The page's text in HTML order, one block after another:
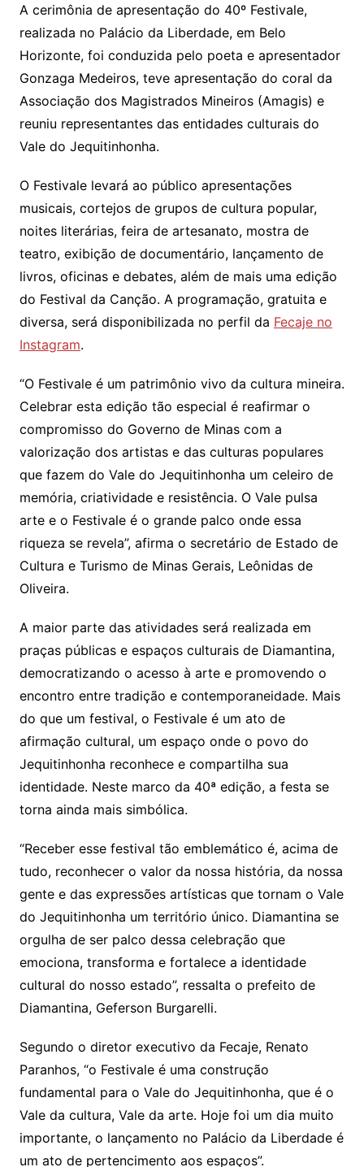
A cerimônia de apresentação do 40º Festivale,
realizada no Palácio da Liberdade, em Belo
Horizonte, foi conduzida pelo poeta e apresentador
Gonzaga Medeiros, teve apresentação do coral da
Associação dos Magistrados Mineiros (Amagis) e
reuniu representantes das entidades culturais do
Vale do Jequitinhonha.
O Festivale levará ao público apresentações
musicais, cortejos de grupos de cultura popular,
noites literárias, feira de artesanato, mostra de
teatro, exibição de documentário, lançamento de
livros, oficinas e debates, além de mais uma edição
do Festival da Canção. A programação, gratuita e
diversa, será disponibilizada no perfil da Fecaje no
Instagram.
“O Festivale é um patrimônio vivo da cultura mineira.
Celebrar esta edição tão especial é reafirmar o
compromisso do Governo de Minas com a
valorização dos artistas e das culturas populares
que fazem do Vale do Jequitinhonha um celeiro de
memória, criatividade e resistência. O Vale pulsa
arte e o Festivale é o grande palco onde essa
riqueza se revela”, afirma o secretário de Estado de
Cultura e Turismo de Minas Gerais, Leônidas de
Oliveira.
A maior parte das atividades será realizada em
praças públicas e espaços culturais de Diamantina,
democratizando o acesso à arte e promovendo o
encontro entre tradição e contemporaneidade. Mais
do que um festival, o Festivale é um ato de
afirmação cultural, um espaço onde o povo do
Jequitinhonha reconhece e compartilha sua
identidade. Neste marco da 40ª edição, a festa se
torna ainda mais simbólica.
“Receber esse festival tão emblemático é, acima de
tudo, reconhecer o valor da nossa história, da nossa
gente e das expressões artísticas que tornam o Vale
do Jequitinhonha um território único. Diamantina se
orgulha de ser palco dessa celebração que
emociona, transforma e fortalece a identidade
cultural do nosso estado”, ressalta o prefeito de
Diamantina, Geferson Burgarelli.
Segundo o diretor executivo da Fecaje, Renato
Paranhos, “o Festivale é uma construção
fundamental para o Vale do Jequitinhonha, que é o
Vale da cultura, Vale da arte. Hoje foi um dia muito
importante, o lançamento no Palácio da Liberdade é
um ato de pertencimento aos espaços”.